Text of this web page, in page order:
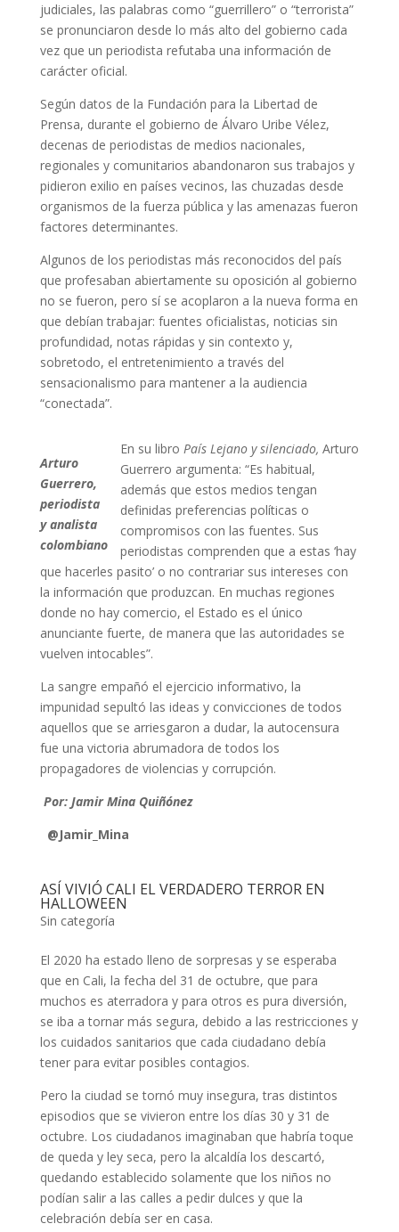
judiciales, las palabras como “guerrillero” o “terrorista”
se pronunciaron desde lo más alto del gobierno cada
vez que un periodista refutaba una información de
carácter oficial.
Según datos de la Fundación para la Libertad de
Prensa, durante el gobierno de Álvaro Uribe Vélez,
decenas de periodistas de medios nacionales,
regionales y comunitarios abandonaron sus trabajos y
pidieron exilio en países vecinos, las chuzadas desde
organismos de la fuerza pública y las amenazas fueron
factores determinantes.
Algunos de los periodistas más reconocidos del país
que profesaban abiertamente su oposición al gobierno
no se fueron, pero sí se acoplaron a la nueva forma en
que debían trabajar: fuentes oficialistas, noticias sin
profundidad, notas rápidas y sin contexto y,
sobretodo, el entretenimiento a través del
sensacionalismo para mantener a la audiencia
“conectada”.
Arturo
Guerrero,
periodista
y analista
colombiano
En su libro País Lejano y silenciado, Arturo
Guerrero argumenta: “Es habitual,
además que estos medios tengan
definidas preferencias políticas o
compromisos con las fuentes. Sus
periodistas comprenden que a estas ‘hay
que hacerles pasito’ o no contrariar sus intereses con
la información que produzcan. En muchas regiones
donde no hay comercio, el Estado es el único
anunciante fuerte, de manera que las autoridades se
vuelven intocables”.
La sangre empañó el ejercicio informativo, la
impunidad sepultó las ideas y convicciones de todos
aquellos que se arriesgaron a dudar, la autocensura
fue una victoria abrumadora de todos los
propagadores de violencias y corrupción.
Por: Jamir Mina Quiñónez
@Jamir_Mina
ASÍ VIVIÓ CALI EL VERDADERO TERROR EN
HALLOWEEN
Sin categoría
El 2020 ha estado lleno de sorpresas y se esperaba
que en Cali, la fecha del 31 de octubre, que para
muchos es aterradora y para otros es pura diversión,
se iba a tornar más segura, debido a las restricciones y
los cuidados sanitarios que cada ciudadano debía
tener para evitar posibles contagios.
Pero la ciudad se tornó muy insegura, tras distintos
episodios que se vivieron entre los días 30 y 31 de
octubre. Los ciudadanos imaginaban que habría toque
de queda y ley seca, pero la alcaldía los descartó,
quedando establecido solamente que los niños no
podían salir a las calles a pedir dulces y que la
celebración debía ser en casa.